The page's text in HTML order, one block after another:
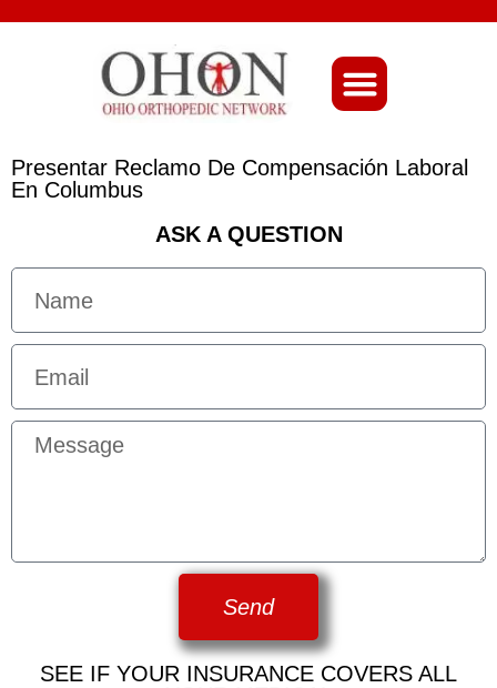
Presentar Reclamo De Compensación Laboral
En Columbus
ASK A QUESTION
Send
SEE IF YOUR INSURANCE COVERS ALL